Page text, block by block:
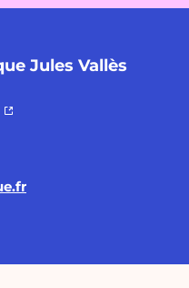
Jules Vallès